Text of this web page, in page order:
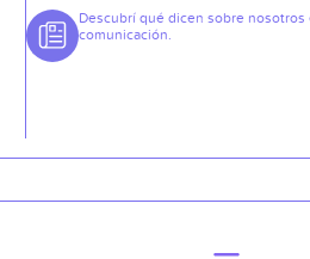
Descubrí qué dicen sobre
comunicación.